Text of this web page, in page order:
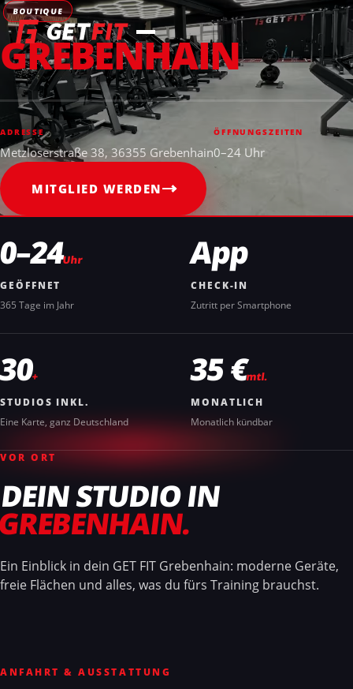
BOUTIQUE
GREBENHAIN
ADRESSE
Metzloserstraße 38, 36355 Grebenhain
ÖFFNUNGSZEITEN
0–24 Uhr
MITGLIED WERDEN
Uhr
GEÖFFNET
365 Tage im Jahr
App
CHECK-IN
Zutritt per Smartphone
+
STUDIOS INKL.
Eine Karte, ganz Deutschland
35 €mtl.
MONATLICH
Monatlich kündbar
VOR ORT
DEIN STUDIO IN
Ein Einblick in dein GET FIT Grebenhain: moderne Geräte,
freie Flächen und alles, was du fürs Training brauchst.
ANFAHRT & AUSSTATTUNG